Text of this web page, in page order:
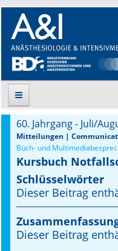
Suche
Aktuelle Ausgabe
Leitlinien
Archiv
Supplements
60. Jahrgang - Juli/
Mitteilungen |
Buch- und
Kursbuch
Schlüsselwörter
Dieser Beitrag
Dieser Beitrag